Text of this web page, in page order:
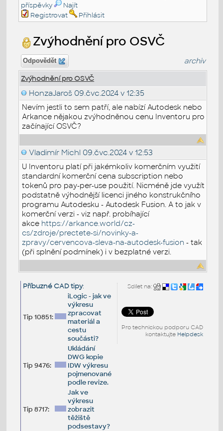
příspěvky
Najít
Registrovat
Přihlásit
Zvýhodnění pro OSVČ
Odpovědět archiv
Zvýhodnění pro OSVČ
HonzaJaroš 09.čvc.2024 v 12:35
Nevím jestli to sem patří, ale nabízí Autodesk nebo
Arkance nějakou zvýhodněnou cenu Inventoru pro
začínající OSVČ?
Vladimír Michl 09.čvc.2024 v 12:53
U Inventoru platí při jakémkoliv komerčním využití
standardní komerční cena subscription nebo
tokenů pro pay-per-use použití. Nicméně jde využít
podstatně výhodnější licenci jiného konstrukčního
programu Autodesku - Autodesk Fusion. A to jak v
komerční verzi - viz např. probíhající
akce https://arkance.world/cz-
cs/zdroje/prectete-si/novinky-a-
zpravy/cervencova-sleva-na-autodesk-fusion - tak
(při splnění podmínek) i v bezplatné verzi.
Sdílet na:
Pro technickou podporu CAD
kontaktujte Helpdesk
Příbuzné CAD tipy:
Tip 10851:
iLogic - jak ve
výkresu
zpracovat
materiál a
cestu
součásti?
Tip 9476:
Ukládání
DWG kopie
IDW výkresu
pojmenované
podle revize.
Tip 8717:
Jak ve
výkresu
zobrazit
těžiště
podsestavy?